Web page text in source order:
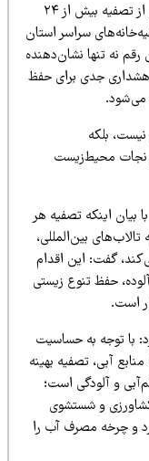
به نقل از ایسنا، عباس حسنی از تصفیه بیش از ۲۴
سراسر استان
تنها نشان‌دهنده
جدی برای حفظ
بلکه
محیط‌زیست
اینکه تصفیه هر
بین‌المللی،
این اقدام
حفظ تنوع زیستی
به حساسیت
تصفیه بهینه
آلودگی است؛
و شستشوی
مصرف آب را